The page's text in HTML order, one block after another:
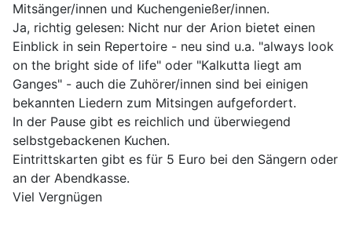
Mitsänger/innen und Kuchengenießer/innen.
Ja, richtig gelesen: Nicht nur der Arion bietet einen
Einblick in sein Repertoire - neu sind u.a. "always look
on the bright side of life" oder "Kalkutta liegt am
Ganges" - auch die Zuhörer/innen sind bei einigen
bekannten Liedern zum Mitsingen aufgefordert.
In der Pause gibt es reichlich und überwiegend
selbstgebackenen Kuchen.
Eintrittskarten gibt es für 5 Euro bei den Sängern oder
an der Abendkasse.
Viel Vergnügen